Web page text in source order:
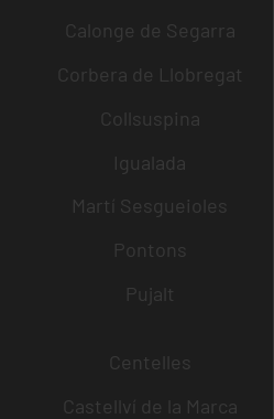
Calonge de Segarra
Corbera de Llobregat
Collsuspina
Igualada
Martí Sesgueioles
Pontons
Pujalt
Centelles
Castellví de la Marca